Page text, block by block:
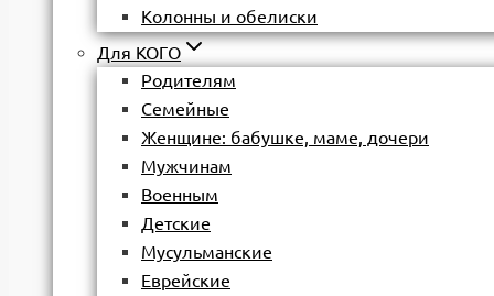
Колонны и обелиски
Для КОГО
Родителям
Семейные
Женщине: бабушке, маме, дочери
Мужчинам
Военным
Детские
Мусульманские
Еврейские